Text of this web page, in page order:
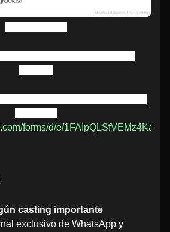
forms/d/e/
casting importante
exclusivo de WhatsApp y